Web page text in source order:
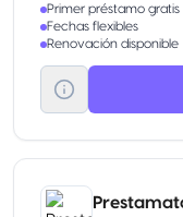
Primer préstamo gratis
Fechas flexibles
Renovación disponible